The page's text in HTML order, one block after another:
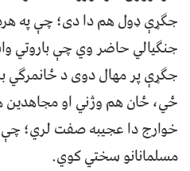
جګړې ډول هم دا دی؛ چې په
جنګيالي حاضر وي چې باروتي
جګړې پر مهال دوی د ځانمرګي
ځي، ځان هم وژني او
خوارج دا عجيبه صفت لري؛ چې
مسلمانانو سختي کوي.